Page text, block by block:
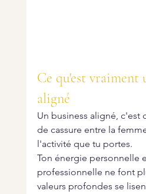
Ce qu'est vraiment
aligné
Un business aligné, c'est
de cassure entre la
l'activité que tu portes.
Ton énergie personnelle
professionnelle ne font
valeurs profondes se